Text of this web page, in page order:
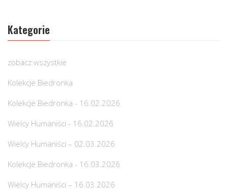
Kategorie
zobacz wszystkie
Kolekcje Biedronka
Kolekcje Biedronka - 16.02.2026
Wielcy Humaniści - 16.02.2026
Wielcy Humaniści – 02.03.2026
Kolekcje Biedronka - 16.03.2026
Wielcy Humaniści – 16.03.2026